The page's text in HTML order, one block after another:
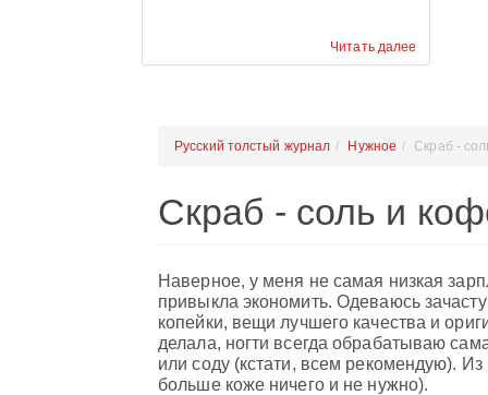
Читать далее
Русский толстый журнал Нужное Скраб -
Скраб - соль и
Наверное, у меня не самая низкая
привыкла экономить. Одеваюсь
копейки, вещи лучшего качества и
делала, ногти всегда обрабатываю
или соду (кстати, всем рекомендую).
больше коже ничего и не нужно).